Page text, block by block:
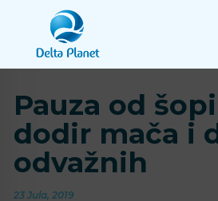
Pauza od
dodir mača i
odvažnih
23 Jula, 2019